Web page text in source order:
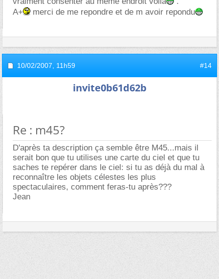
A+
merci de me repondre et de m avoir repondu
10/02/2007, 11h59 #14
invite0b61d62b
Re : m45?
D'après ta description ça semble être M45...mais il
serait bon que tu utilises une carte du ciel et que tu
saches te repérer dans le ciel: si tu as déjà du mal à
reconnaître les objets célestes les plus
spectaculaires, comment feras-tu après???
Jean